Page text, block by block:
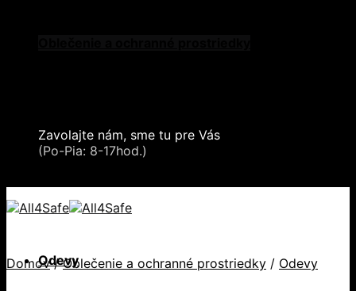
Zavolajte nám, sme tu pre Vás
(Po-Pia: 8-17hod.)
Odevy
Domov / Oblečenie a ochranné prostriedky / Odevy